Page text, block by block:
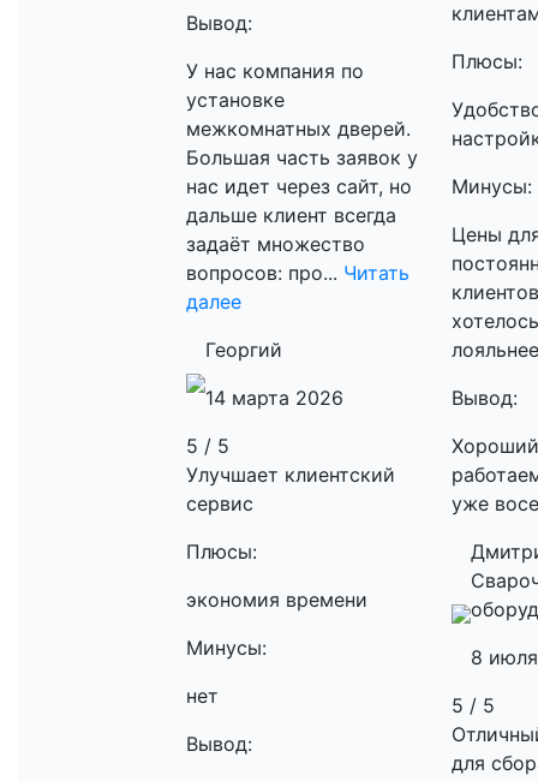
Вывод:
У нас компания по
установке
межкомнатных дверей.
Большая часть заявок у
нас идет через сайт, но
дальше клиент всегда
задаёт множество
вопросов: про... Читать
далее
Георгий
14 марта 2026
5 / 5
Улучшает клиентский
сервис
Плюсы:
экономия времени
Минусы:
нет
Вывод:
Плюсы:
Минусы:
Цены
лояльнее
Вывод:
уже
8
5 / 5
для